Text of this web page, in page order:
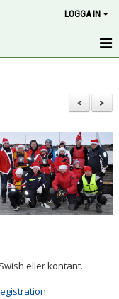
LOGGA IN
>
<
eller kontant.